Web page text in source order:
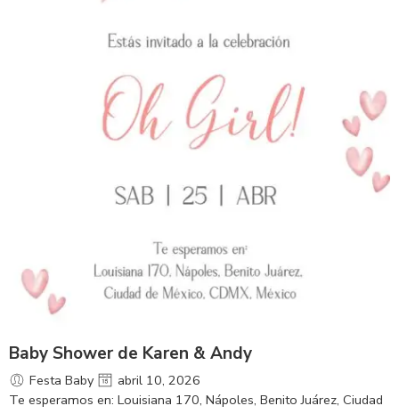
Baby Shower de Karen & Andy
Festa Baby
abril 10, 2026
Te esperamos en: Louisiana 170, Nápoles, Benito Juárez, Ciudad